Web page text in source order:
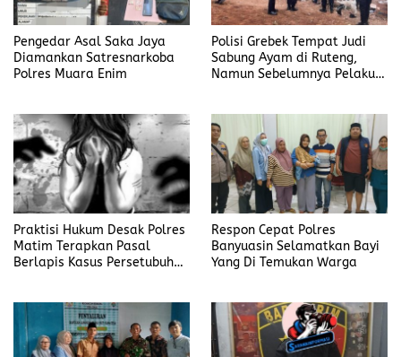
Pengedar Asal Saka Jaya
Diamankan Satresnarkoba
Polres Muara Enim
Polisi Grebek Tempat Judi
Sabung Ayam di Ruteng,
Namun Sebelumnya Pelaku
Praktisi Hukum Desak Polres
Matim Terapkan Pasal
Berlapis Kasus Persetubuhan
Respon Cepat Polres
Banyuasin Selamatkan Bayi
Yang Di Temukan Warga